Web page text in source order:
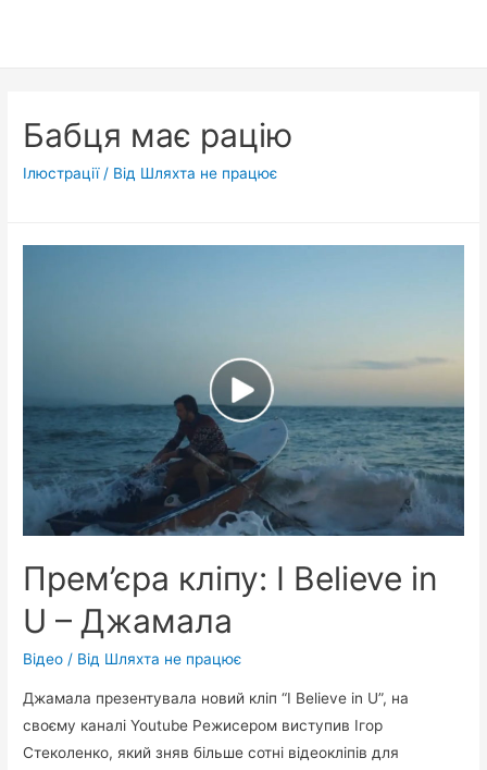
Бабця має рацію
Ілюстрації/ Від Шляхта не працює
Прем’єра кліпу: I Believe in
U – Джамала
Відео / Від Шляхта не працює
Джамала презентувала новий кліп “I Believe in U”, на
своєму каналі Youtube Режисером виступив Ігор
Стеколенко, який зняв більше сотні відеокліпів для